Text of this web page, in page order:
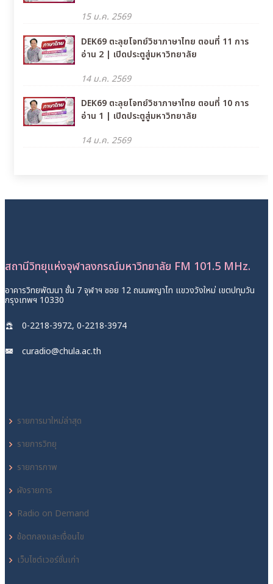
15 ม.ค. 2569
DEK69 ตะลุยโจทย์วิชาภาษาไทย ตอนที่ 11 การ
อ่าน 2 | เปิดประตูสู่มหาวิทยาลัย
14 ม.ค. 2569
DEK69 ตะลุยโจทย์วิชาภาษาไทย ตอนที่ 10 การ
อ่าน 1 | เปิดประตูสู่มหาวิทยาลัย
14 ม.ค. 2569
สถานีวิทยุแห่งจุฬาลงกรณ์มหาวิทยาลัย FM 101.5 MHz.
อาคารวิทยพัฒนา ชั้น 7 จุฬาฯ ซอย 12 ถนนพญาไท แขวงวังใหม่ เขตปทุมวัน
กรุงเทพฯ 10330
0-2218-3972, 0-2218-3974
curadio@chula.ac.th
รายการมาใหม่ล่าสุด
รายการวิทยุ
รายการภาพ
ผังรายการ
Radio on Demand
ข้อตกลงและเงื่อนไข
เว็บไซต์เวอร์ชั่นเก่า